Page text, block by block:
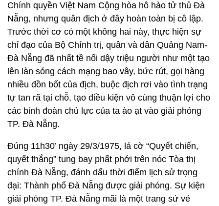
Chính quyền Việt Nam Cộng hòa hô hào tử thủ Đà
Nẵng, nhưng quân địch ở đây hoàn toàn bị cô lập.
Trước thời cơ có một không hai này, thực hiện sự
chỉ đạo của Bộ Chính trị, quân và dân Quảng Nam-
Đà Nẵng đã nhất tề nổi dậy triệu người như một tạo
lên làn sóng cách mạng bao vây, bức rút, gọi hàng
nhiều đồn bốt của địch, buộc địch rơi vào tình trạng
tự tan rã tại chỗ, tạo điều kiện vô cùng thuận lợi cho
các binh đoàn chủ lực của ta ào ạt vào giải phóng
TP. Đà Nẵng.
Đúng 11h30’ ngày 29/3/1975, lá cờ “Quyết chiến,
quyết thắng” tung bay phất phới trên nóc Tòa thị
chính Đà Nẵng, đánh dấu thời điểm lịch sử trọng
đại: Thành phố Đà Nẵng được giải phóng. Sự kiện
giải phóng TP. Đà Nẵng mãi là một trang sử vẻ